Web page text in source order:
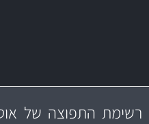
מקצועיות
ושירות מצויין
רשימת התפוצה של